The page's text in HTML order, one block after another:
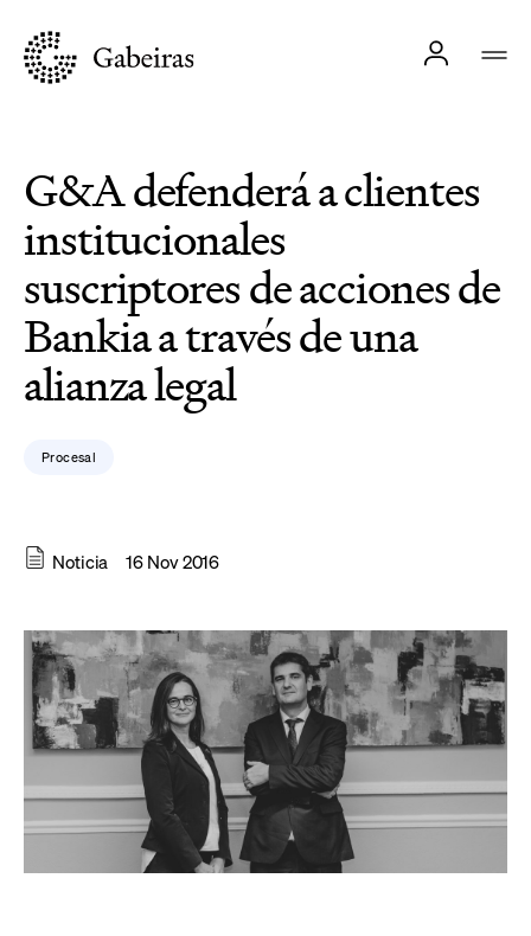
G&A defenderá a clientes
institucionales
suscriptores de acciones de
Bankia a través de una
alianza legal
Procesal
Noticia 16 Nov 2016